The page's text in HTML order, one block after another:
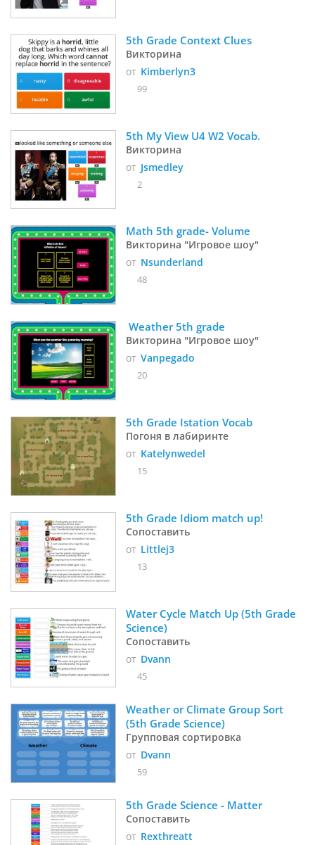
5th Grade Context Clues
Викторина
от Kimberlyn3
99
Викторина
от Jsmedley
2
Math 5th grade- Volume
Викторина "Игровое шоу"
от Nsunderland
48
Weather 5th grade
Викторина "Игровое шоу"
от Vanpegado
20
5th Grade Istation Vocab
Погоня в лабиринте
от Katelynwedel
15
5th Grade Idiom match up!
Сопоставить
от Littlej3
13
Water Cycle Match Up (5th Grade
Science)
Сопоставить
от Dvann
45
Weather or Climate Group Sort
(5th Grade Science)
Групповая сортировка
от Dvann
59
5th Grade Science - Matter
Сопоставить
от Rexthreatt